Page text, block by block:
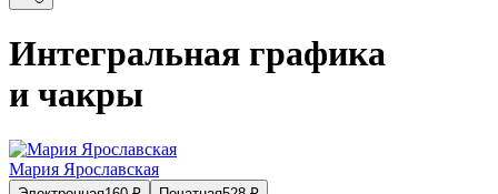
Интегральная графика
и чакры
Мария Ярославская